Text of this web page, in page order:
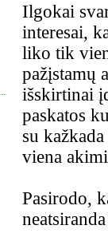
Ilgokai
interesai,
liko tik
pažįstamų
išskirtinai
paskatos
su
viena
Pasirodo,